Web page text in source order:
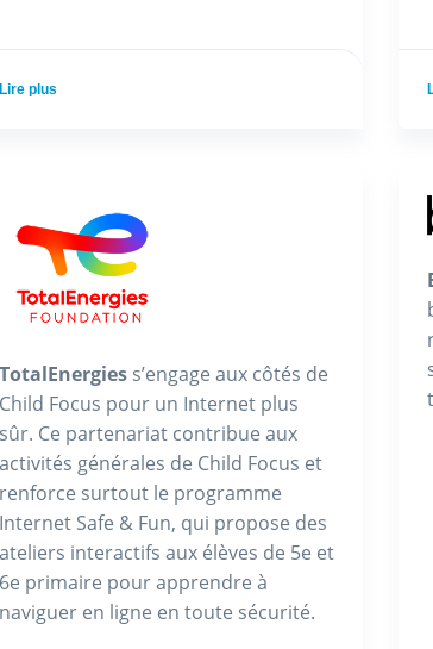
Lire plus
TotalEnergiess’engage aux côtés de
Child Focus pour un Internet plus
sûr. Ce partenariat contribue aux
activités générales de Child Focus et
renforce surtout le programme
Internet Safe & Fun, qui propose des
ateliers interactifs aux élèves de 5e et
6e primaire pour apprendre à
naviguer en ligne en toute sécurité.